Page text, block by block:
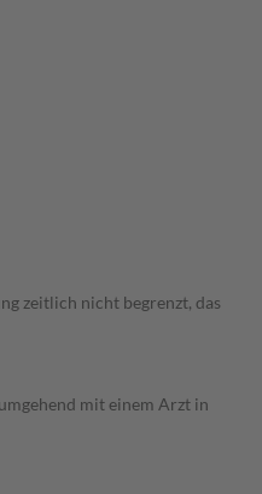
zeitlich nicht begrenzt, das
mit einem Arzt in